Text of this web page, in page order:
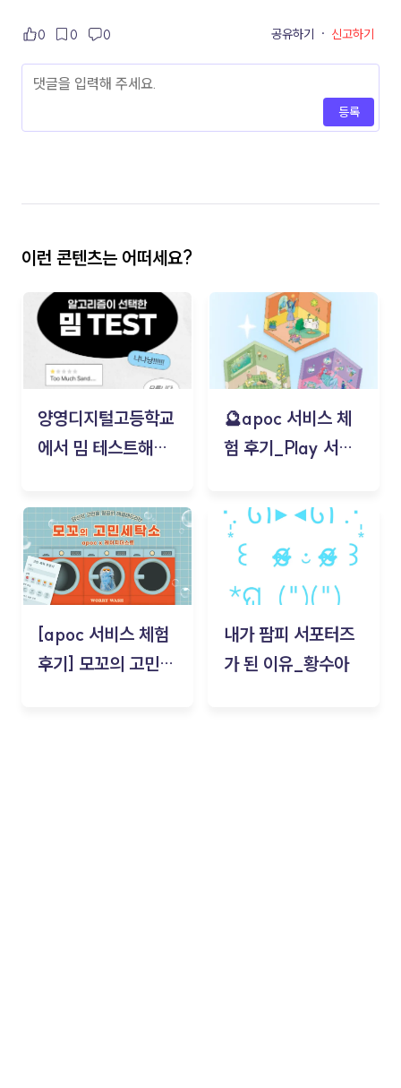
0 0 0 공유하기 · 신고하기
등록
이런 콘텐츠는 어떠세요?
양영디지털고등학교
에서 밈 테스트해보
🔮apoc 서비스 체
험 후기_Play 서비
김태현
[apoc 서비스 체험
후기] 모꼬의 고민세
내가 팜피 서포터즈
가 된 이유_황수아